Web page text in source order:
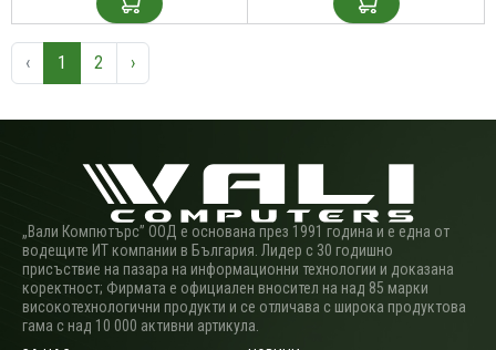
‹ 1 2 ›
„Вали Компютърс” ООД е основана през 1991 година и е една от
водещите ИТ компании в България. Лидер с 30 годишно
присъствие на пазара на информационни технологии и доказана
коректност; Фирмата е официален вносител на над 85 марки
високотехнологични продукти и се отличава с широка продуктова
гама с над 10 000 активни артикула.